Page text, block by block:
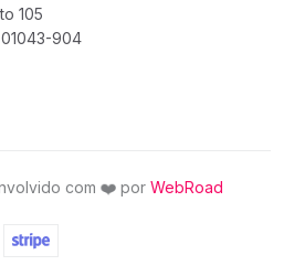
105
904
com ❤️ por WebRoad